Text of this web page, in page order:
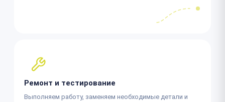
Ремонт и тестирование
Выполняем работу, заменяем необходимые детали и